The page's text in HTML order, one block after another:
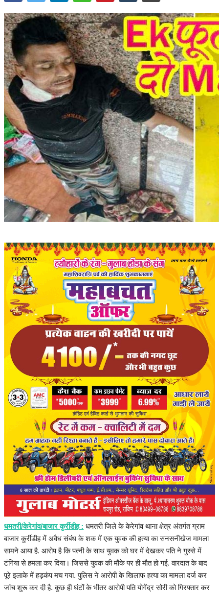
खेल
राज्य
व्यापार
संपादकीय
रोजगार
राजनीति
मनोरंजन
मैगज़ीन की लेख
All
मैगज़ीन की लेख
प्रमुख खबर
हेल्थ
Language
English hindi
धमतरी/केरेगांव/बाजार कुर्रीडीह : धमतरी जिले के केरेगांव थाना क्षेत्र अंतर्गत ग्राम
बाजार कुर्रीडीह में अवैध संबंध के शक में एक युवक की हत्या का सनसनीखेज मामला
सामने आया है. आरोप है कि पत्नी के साथ युवक को घर में देखकर पति ने गुस्से में
टंगिया से हमला कर दिया। जिससे युवक की मौके पर ही मौत हो गई. वारदात के बाद
पूरे इलाके में हड़कंप मच गया. पुलिस ने आरोपी के खिलाफ हत्या का मामला दर्ज कर
जांच शुरू कर दी है. कुछ ही घंटों के भीतर आरोपी पति योगेंद्र सोरी को गिरफ्तार कर